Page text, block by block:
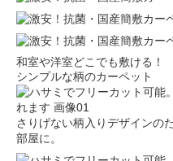
和室や洋室どこでも敷ける！
シンプルな柄のカーペット
さりげない柄入りデザインの
部屋に。